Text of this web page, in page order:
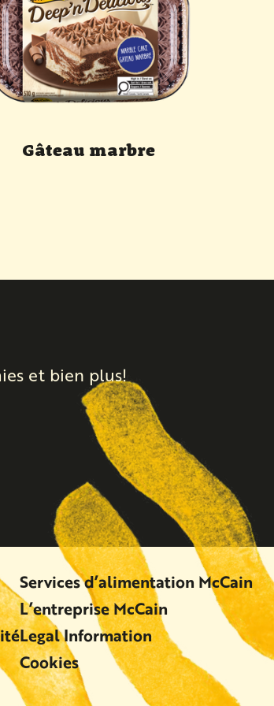
Gâteau marbre
et bien plus!
Services d’alimentation McCain
L’entreprise McCain
Legal Information
Cookies